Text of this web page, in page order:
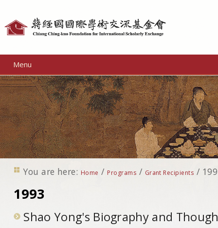
Menu
You are here: Home / Programs / Grant Recipients /
1993
Shao Yong's Biography and